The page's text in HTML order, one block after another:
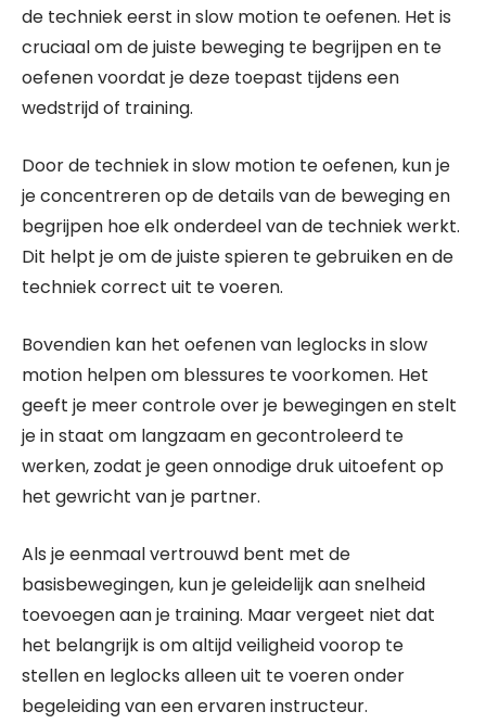
de techniek eerst in slow motion te oefenen. Het is
cruciaal om de juiste beweging te begrijpen en te
oefenen voordat je deze toepast tijdens een
wedstrijd of training.
Door de techniek in slow motion te oefenen, kun je
je concentreren op de details van de beweging en
begrijpen hoe elk onderdeel van de techniek werkt.
Dit helpt je om de juiste spieren te gebruiken en de
techniek correct uit te voeren.
Bovendien kan het oefenen van leglocks in slow
motion helpen om blessures te voorkomen. Het
geeft je meer controle over je bewegingen en stelt
je in staat om langzaam en gecontroleerd te
werken, zodat je geen onnodige druk uitoefent op
het gewricht van je partner.
Als je eenmaal vertrouwd bent met de
basisbewegingen, kun je geleidelijk aan snelheid
toevoegen aan je training. Maar vergeet niet dat
het belangrijk is om altijd veiligheid voorop te
stellen en leglocks alleen uit te voeren onder
begeleiding van een ervaren instructeur.